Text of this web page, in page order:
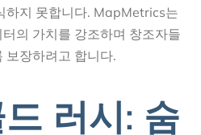
하지 못합니다. MapMetrics는
의 가치를 강조하며 창조자들
보장하려고 합니다.
러시: 숨